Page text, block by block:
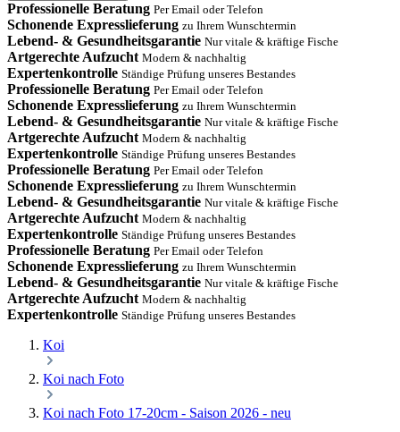
Professionelle Beratung Per Email oder Telefon
Schonende Expresslieferung zu Ihrem Wunschtermin
Lebend- & Gesundheitsgarantie Nur vitale & kräftige Fische
Artgerechte Aufzucht Modern & nachhaltig
Expertenkontrolle Ständige Prüfung unseres Bestandes
Professionelle Beratung Per Email oder Telefon
Schonende Expresslieferung zu Ihrem Wunschtermin
Lebend- & Gesundheitsgarantie Nur vitale & kräftige Fische
Artgerechte Aufzucht Modern & nachhaltig
Expertenkontrolle Ständige Prüfung unseres Bestandes
Professionelle Beratung Per Email oder Telefon
Schonende Expresslieferung zu Ihrem Wunschtermin
Lebend- & Gesundheitsgarantie Nur vitale & kräftige Fische
Artgerechte Aufzucht Modern & nachhaltig
Expertenkontrolle Ständige Prüfung unseres Bestandes
Professionelle Beratung Per Email oder Telefon
Schonende Expresslieferung zu Ihrem Wunschtermin
Lebend- & Gesundheitsgarantie Nur vitale & kräftige Fische
Artgerechte Aufzucht Modern & nachhaltig
Expertenkontrolle Ständige Prüfung unseres Bestandes
Koi
Koi nach Foto
Koi nach Foto 17-20cm - Saison 2026 - neu